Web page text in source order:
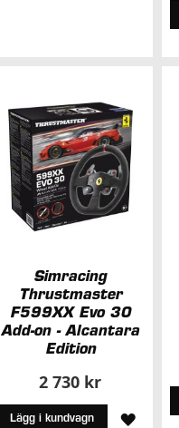
Simracing
Thrustmaster
F599XX Evo 30
Add-on - Alcantara
Edition
2 730 kr
Lägg i kundvagn
LÄGG